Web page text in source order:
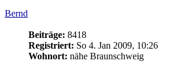
Bernd
Beiträge: 8418
Registriert: So 4. Jan 2009, 10:26
Wohnort: nähe Braunschweig